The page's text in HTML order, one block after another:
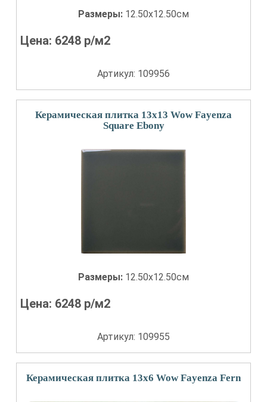
Размеры: 12.50x12.50см
Цена: 6248 р/м2
Артикул: 109956
Керамическая плитка 13x13 Wow Fayenza
Square Ebony
Размеры: 12.50x12.50см
Цена: 6248 р/м2
Артикул: 109955
Керамическая плитка 13x6 Wow Fayenza Fern